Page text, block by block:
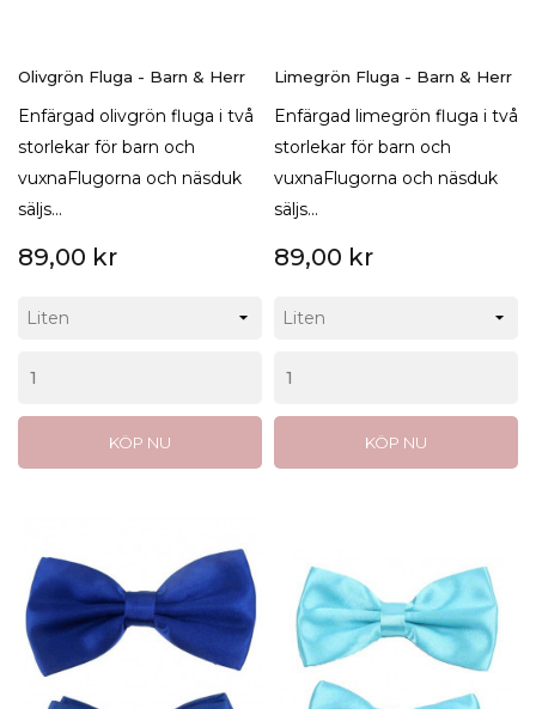
Olivgrön Fluga - Barn & Herr
Enfärgad olivgrön fluga i två
storlekar för barn och
vuxnaFlugorna och näsduk
säljs...
89,00 kr
KÖP NU
Limegrön Fluga - Barn & Herr
Enfärgad limegrön fluga i två
storlekar för barn och
vuxnaFlugorna och näsduk
säljs...
89,00 kr
KÖP NU